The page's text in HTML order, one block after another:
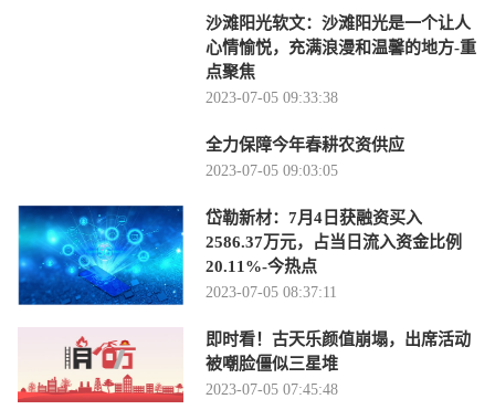
沙滩阳光软文：沙滩阳光是一个让人
心情愉悦，充满浪漫和温馨的地方-重
点聚焦
2023-07-05 09:33:38
全力保障今年春耕农资供应
2023-07-05 09:03:05
岱勒新材：7月4日获融资买入
2586.37万元，占当日流入资金比例
20.11%-今热点
2023-07-05 08:37:11
即时看！古天乐颜值崩塌，出席活动
被嘲脸僵似三星堆
2023-07-05 07:45:48